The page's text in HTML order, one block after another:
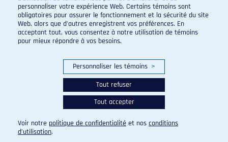
© 2026 Carabins de l'Université de Montréal. Tous droits
réservés.
Paramètres des témoins
personnaliser votre expérience Web. Certains témoins sont
obligatoires pour assurer le fonctionnement et la sécurité du site
Web, alors que d’autres enregistrent vos préférences. En
acceptant tout, vous consentez à notre utilisation de témoins
pour mieux répondre à vos besoins.
Personnaliser les témoins >
Tout refuser
Tout accepter
Voir notre politique de confidentialité et nos conditions
d’utilisation.